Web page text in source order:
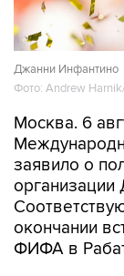
Джанни Инфантино
Фото: Andrew
Москва. 6
заявило о
окончании
ФИФА в